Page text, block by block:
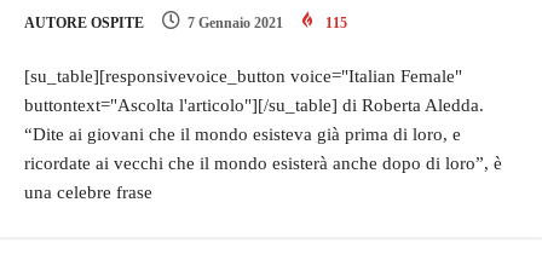
AUTORE OSPITE 7 Gennaio 2021 115
[su_table][responsivevoice_button voice="Italian Female"
buttontext="Ascolta l'articolo"][/su_table] di Roberta Aledda.
“Dite ai giovani che il mondo esisteva già prima di loro, e
ricordate ai vecchi che il mondo esisterà anche dopo di loro”, è
una celebre frase